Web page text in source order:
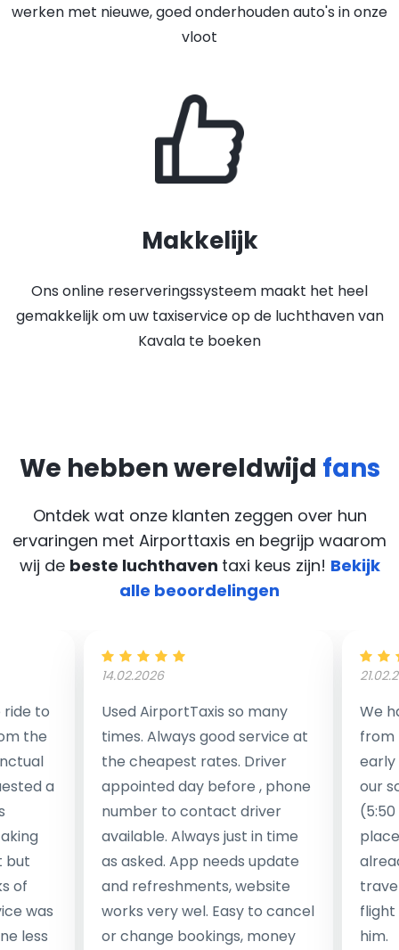
werken met nieuwe, goed onderhouden auto's in onze
vloot
Makkelijk
Ons online reserveringssysteem maakt het heel
gemakkelijk om uw taxiservice op de luchthaven van
Kavala te boeken
We hebben wereldwijd fans
Ontdek wat onze klanten zeggen over hun
ervaringen met Airporttaxis en begrijp waarom
wij de beste luchthaven taxi keus zijn! Bekijk
alle beoordelingen
to
the
a
but
of
was
less
14.02.2026
Used AirportTaxis so many
times. Always good service at
the cheapest rates. Driver
appointed day before , phone
number to contact driver
available. Always just in time
as asked. App needs update
and refreshments, website
works very wel. Easy to cancel
or change bookings, money
We
from
early
our
flight
him.